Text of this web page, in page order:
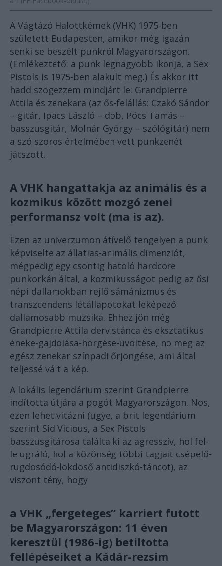
A Vágtázó Halottkémek (VHK) 1975-ben
született Budapesten, amikor még igazán
senki se beszélt punkról Magyarországon.
(Emlékeztető: a punk legnagyobb ikonja, a Sex
Pistols is 1975-ben alakult meg.) És akkor itt
hadd szögezzem mindjárt le: Grandpierre
Attila és zenekara (az ős-felállás: Czakó Sándor
– gitár, Ipacs László – dob, Pócs Tamás –
basszusgitár, Molnár György – szólógitár) nem
a szó szoros értelmében vett punkzenét
játszott.
A VHK hangattakja az animális és a
kozmikus között mozgó zenei
performansz volt (ma is az).
Ezen az univerzumon átívelő tengelyen a punk
képviselte az állatias-animális dimenziót,
mégpedig egy csontig hatoló hardcore
punkorkán által, a kozmikusságot pedig az ősi
népi dallamokban rejlő sámánizmus és
transzcendens létállapotokat leképező
dallamosabb muzsika. Ehhez jön még
Grandpierre Attila dervistánca és eksztatikus
éneke-gajdolása-hörgése-üvöltése, no meg az
egész zenekar színpadi őrjöngése, ami által
teljessé vált a kép.
A lokális legendárium szerint Grandpierre
indította útjára a pogót Magyarországon. Nos,
ezen lehet vitázni (ugye, a brit legendárium
szerint Sid Vicious, a Sex Pistols
basszusgitárosa találta ki az agresszív, hol fel-
le ugráló, hol a közönség többi tagjait csépelő-
rugdosódó-lökdöső antidiszkó-táncot), az
viszont tény, hogy
a VHK „fergeteges” karriert futott
be Magyarországon: 11 éven
keresztül (1986-ig) betiltotta
fellépéseiket a Kádár-rezsim